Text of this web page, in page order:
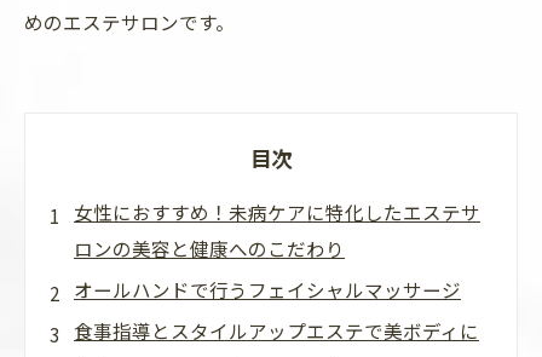
めのエステサロンです。
目次
女性におすすめ！未病ケアに特化したエステサ
ロンの美容と健康へのこだわり
オールハンドで行うフェイシャルマッサージ
食事指導とスタイルアップエステで美ボディに